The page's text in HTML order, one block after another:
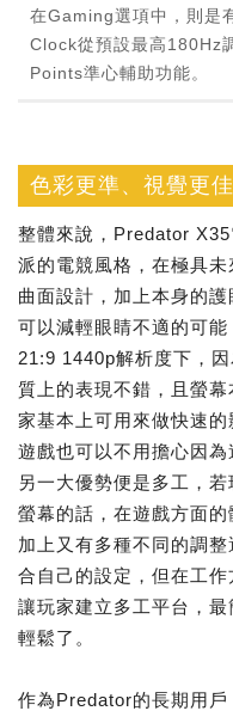
在Gaming選項中，則是
Clock從預設最高180Hz
Points準心輔助功能。
色彩更準、視覺更
整體來說，Predator
派的電競風格，在極具
曲面設計，加上本身的
可以減輕眼睛不適的可
21:9 1440p解析度下，
質上的表現不錯，且螢
家基本上可用來做快速
遊戲也可以不用擔心因
另一大優勢便是多工，
螢幕的話，在遊戲方面的
加上又有多種不同的調
合自己的設定，但在工
讓玩家建立多工平台，
輕鬆了。
作為Predator的長期用